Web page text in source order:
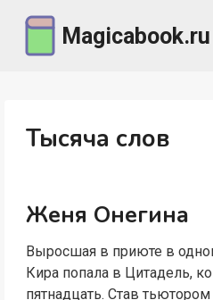
содержимому
Magicabook.ru
Тысяча слов
Женя Онегина
Выросшая в приюте в
Кира попала в Цитадель,
пятнадцать. Став